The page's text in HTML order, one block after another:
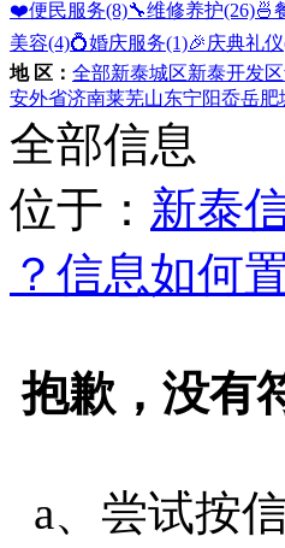
❤️便民服务(8)🔧维修养护(26)🍜
美容(4)💍婚庆服务(1)🎉庆典礼仪
地 区： 全部新泰城区新泰开发区
安外省济南莱芜山东宁阳岙岳肥
全部信息
位于： 新泰
？信息如何
抱歉，没有
a、尝试按